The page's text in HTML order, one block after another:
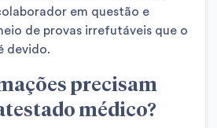
em questão e
de provas irrefutáveis que o
devido.
precisam
médico?